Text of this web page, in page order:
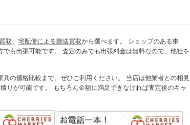
取 、 宅配便による郵送買取から選べます。 ショップのある東
も出張可能です。 査定のみでも出張料金は無料なので、他社を
の価格比較まで、ぜひご利用ください。 当店は他業者との相見
りが可能です。 もちろん金額に満足できなければ査定後のキャ